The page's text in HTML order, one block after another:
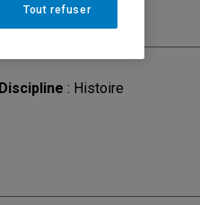
Discipline : Histoire
Tout refuser